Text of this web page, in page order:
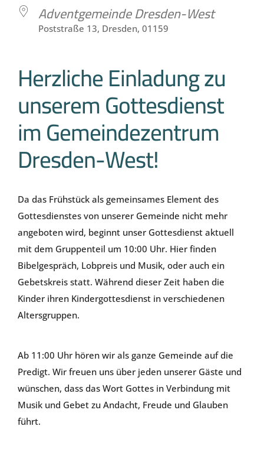
Adventgemeinde Dresden-West
Poststraße 13, Dresden, 01159
Herzliche Einladung zu
unserem Gottesdienst
im Gemeindezentrum
Dresden-West!
Da das Frühstück als gemeinsames Element des
Gottesdienstes von unserer Gemeinde nicht mehr
angeboten wird, beginnt unser Gottesdienst aktuell
mit dem Gruppenteil um 10:00 Uhr. Hier finden
Bibelgespräch, Lobpreis und Musik, oder auch ein
Gebetskreis statt. Während dieser Zeit haben die
Kinder ihren Kindergottesdienst in verschiedenen
Altersgruppen.
Ab 11:00 Uhr hören wir als ganze Gemeinde auf die
Predigt. Wir freuen uns über jeden unserer Gäste und
wünschen, dass das Wort Gottes in Verbindung mit
Musik und Gebet zu Andacht, Freude und Glauben
führt.